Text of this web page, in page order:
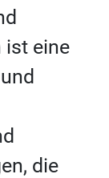
ist eine
die